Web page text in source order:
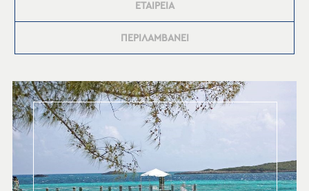
ΕΤΑΙΡΕΙΑ
ΠΕΡΙΛΑΜΒΑΝΕΙ